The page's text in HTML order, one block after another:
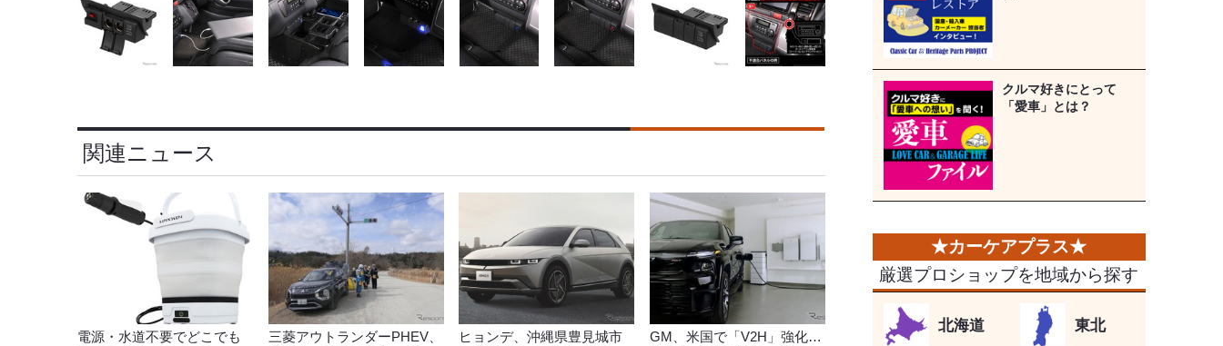
関連ニュース
電源・水道不要でどこでも
三菱アウトランダーPHEV、
ヒョンデ、沖縄県豊見城市
GM、米国で「V2H」強化…
クルマ好きにとって
「愛車」とは？
厳選プロショップを地域から探す
北海道 東北